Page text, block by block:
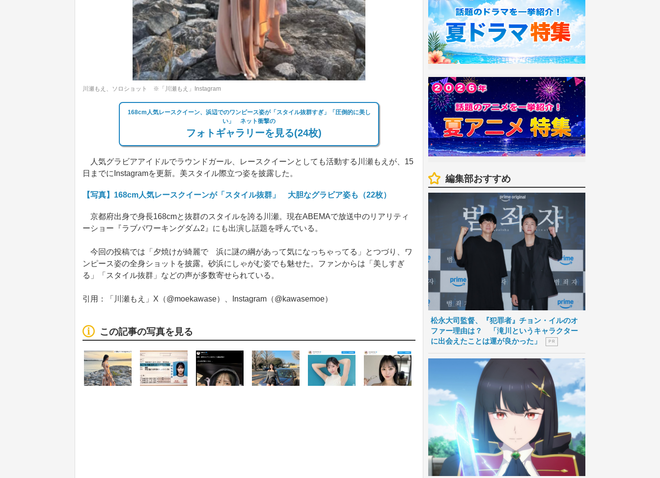
川瀬もえ、ソロショット ※「川瀬もえ」Instagram
168cm人気レースクイーン、浜辺でのワンピース姿が「スタイル抜群すぎ」「圧倒的に美し
い」 ネット衝撃の
フォトギャラリーを見る(24枚)
人気グラビアアイドルでラウンドガール、レースクイーンとしても活動する川瀬もえが、15
日までにInstagramを更新。美スタイル際立つ姿を披露した。
【写真】168cm人気レースクイーンが「スタイル抜群」 大胆なグラビア姿も（22枚）
京都府出身で身長168cmと抜群のスタイルを誇る川瀬。現在ABEMAで放送中のリアリティ
ーショー『ラブパワーキングダム2』にも出演し話題を呼んでいる。
今回の投稿では「夕焼けが綺麗で 浜に謎の綱があって気になっちゃってる」とつづり、ワ
ンピース姿の全身ショットを披露。砂浜にしゃがむ姿でも魅せた。ファンからは「美しすぎ
る」「スタイル抜群」などの声が多数寄せられている。
引用：「川瀬もえ」X（@moekawase）、Instagram（@kawasemoe）
この記事の写真を見る
編集部おすすめ
松永大司監督、『犯罪者』チョン・イルのオ
ファー理由は？ 「滝川というキャラクター
に出会えたことは運が良かった」
P R